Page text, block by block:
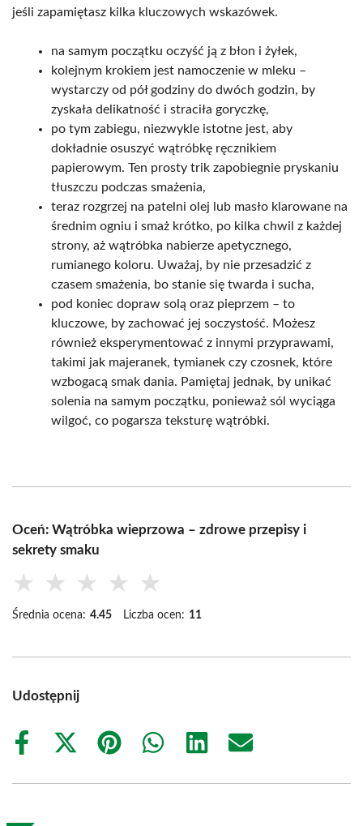
jeśli zapamiętasz kilka kluczowych wskazówek.
na samym początku oczyść ją z błon i żyłek,
kolejnym krokiem jest namoczenie w mleku –
wystarczy od pół godziny do dwóch godzin, by
zyskała delikatność i straciła goryczkę,
po tym zabiegu, niezwykle istotne jest, aby
dokładnie osuszyć wątróbkę ręcznikiem
papierowym. Ten prosty trik zapobiegnie pryskaniu
tłuszczu podczas smażenia,
teraz rozgrzej na patelni olej lub masło klarowane na
średnim ogniu i smaż krótko, po kilka chwil z każdej
strony, aż wątróbka nabierze apetycznego,
rumianego koloru. Uważaj, by nie przesadzić z
czasem smażenia, bo stanie się twarda i sucha,
pod koniec dopraw solą oraz pieprzem – to
kluczowe, by zachować jej soczystość. Możesz
również eksperymentować z innymi przyprawami,
takimi jak majeranek, tymianek czy czosnek, które
wzbogacą smak dania. Pamiętaj jednak, by unikać
solenia na samym początku, ponieważ sól wyciąga
wilgoć, co pogarsza teksturę wątróbki.
Oceń: Wątróbka wieprzowa – zdrowe przepisy i
sekrety smaku
★ ★ ★ ★ ★
Średnia ocena: 4.45 Liczba ocen: 11
Udostępnij
Share
Share
(Twitter)
Share
Share
Share
Share